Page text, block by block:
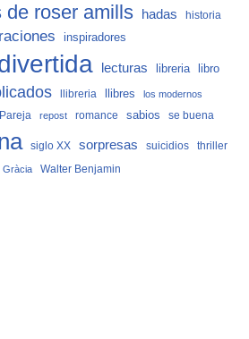
de roser amills hadas historia
inspiradores
lecturas libreria
libro
llibreria llibres los modernos
Pareja repost romance sabios se buena
siglo XX sorpresas suicidios thriller
Gràcia Walter Benjamin